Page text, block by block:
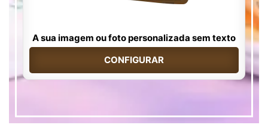
A sua imagem ou foto personalizada sem texto
CONFIGURAR